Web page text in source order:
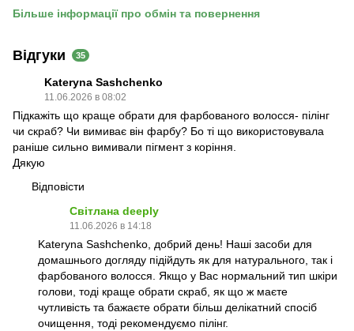
Більше інформації про обмін та повернення
Відгуки 35
Kateryna Sashchenko
11.06.2026 в 08:02
Підкажіть що краще обрати для фарбованого волосся- пілінг
чи скраб? Чи вимиває він фарбу? Бо ті що використовувала
раніше сильно вимивали пігмент з коріння.
Дякую
Відповісти
Світлана deeply
11.06.2026 в 14:18
Kateryna Sashchenko, добрий день! Наші засоби для
домашнього догляду підійдуть як для натурального, так і
фарбованого волосся. Якщо у Вас нормальний тип шкіри
голови, тоді краще обрати скраб, як що ж маєте
чутливість та бажаєте обрати більш делікатний спосіб
очищення, тоді рекомендуємо пілінг.